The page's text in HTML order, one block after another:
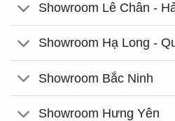
Showroom Lê Chân -
Showroom Hạ Long -
Showroom Bắc Ninh
Showroom Hưng Yên